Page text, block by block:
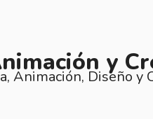
y
Animación, Diseño y